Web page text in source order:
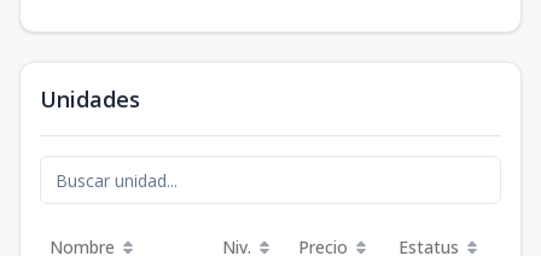
Unidades
Nombre Niv. Precio Estatus